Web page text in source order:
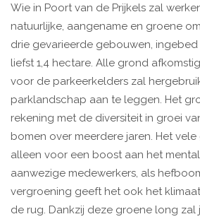
Wie in Poort van de Prijkels zal
natuurlijke, aangename en groene
drie gevarieerde gebouwen, ingebed
liefst 1,4 hectare. Alle grond
voor de parkeerkelders zal
parklandschap aan te leggen. Het
rekening met de diversiteit in groei
bomen over meerdere jaren. Het
alleen voor een boost aan het
aanwezige medewerkers, als
vergroening geeft het ook het
de rug. Dankzij deze groene long zal